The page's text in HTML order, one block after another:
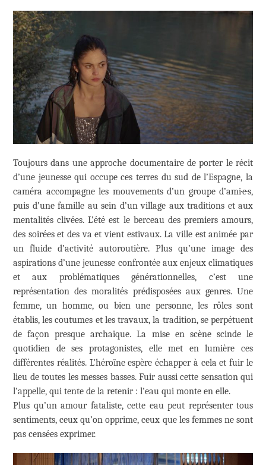
Toujours dans une approche documentaire de porter le récit
d’une jeunesse qui occupe ces terres du sud de l’Espagne, la
caméra accompagne les mouvements d’un groupe d’ami·e·s,
puis d’une famille au sein d’un village aux traditions et aux
mentalités clivées. L’été est le berceau des premiers amours,
des soirées et des va et vient estivaux. La ville est animée par
un fluide d’activité autoroutière. Plus qu’une image des
aspirations d’une jeunesse confrontée aux enjeux climatiques
et aux problématiques générationnelles, c’est une
représentation des moralités prédisposées aux genres. Une
femme, un homme, ou bien une personne, les rôles sont
établis, les coutumes et les travaux, la tradition, se perpétuent
de façon presque archaïque. La mise en scène scinde le
quotidien de ses protagonistes, elle met en lumière ces
différentes réalités. L’héroïne espère échapper à cela et fuir le
lieu de toutes les messes basses. Fuir aussi cette sensation qui
l’appelle, qui tente de la retenir : l’eau qui monte en elle.
Plus qu’un amour fataliste, cette eau peut représenter tous
sentiments, ceux qu’on opprime, ceux que les femmes ne sont
pas censées exprimer.